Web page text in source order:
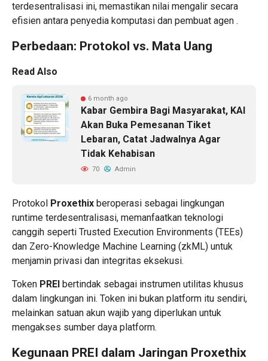
terdesentralisasi ini, memastikan nilai mengalir secara
efisien antara penyedia komputasi dan pembuat agen .
Perbedaan: Protokol vs. Mata Uang
Read Also
6 month ago
Kabar Gembira Bagi Masyarakat, KAI
Akan Buka Pemesanan Tiket
Lebaran, Catat Jadwalnya Agar
Tidak Kehabisan
70 Admin
Protokol Proxethix beroperasi sebagai lingkungan
runtime terdesentralisasi, memanfaatkan teknologi
canggih seperti Trusted Execution Environments (TEEs)
dan Zero-Knowledge Machine Learning (zkML) untuk
menjamin privasi dan integritas eksekusi.
Token PREI bertindak sebagai instrumen utilitas khusus
dalam lingkungan ini. Token ini bukan platform itu sendiri,
melainkan satuan akun wajib yang diperlukan untuk
mengakses sumber daya platform.
Kegunaan PREI dalam Jaringan Proxethix